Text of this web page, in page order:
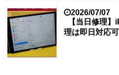
2026/07/07
【当日修理
理は即日対応